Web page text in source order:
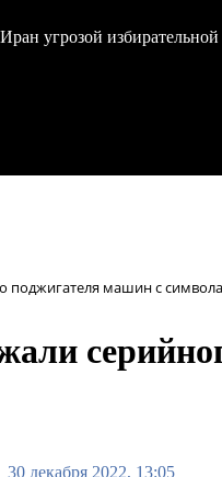
угрозой
поджигателя машин с
30 декабря 2022, 13:05